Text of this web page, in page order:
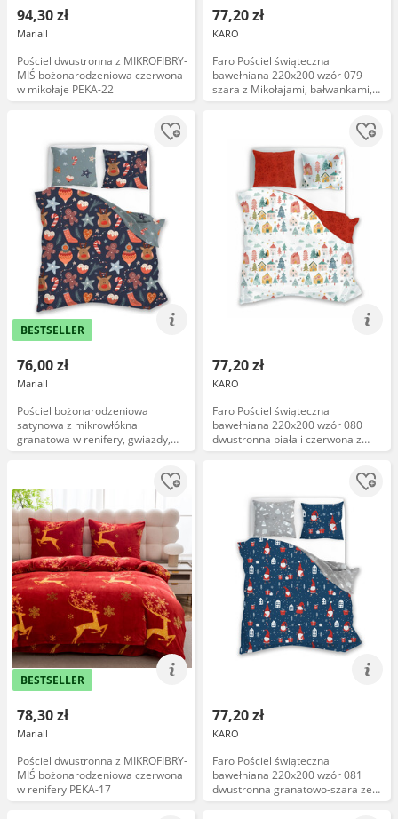
94,30 zł
Mariall
Pościel dwustronna z MIKROFIBRY-
MIŚ bożonarodzeniowa czerwona
w mikołaje PEKA-22
77,20 zł
KARO
Faro Pościel świąteczna
bawełniana 220x200 wzór 079
szara z Mikołajami, bałwankami,
misiami polarnymi i choinkami
BESTSELLER
76,00 zł
Mariall
Pościel bożonarodzeniowa
satynowa z mikrowłókna
granatowa w renifery, gwiazdy,
bombki PIO-03
77,20 zł
KARO
Faro Pościel świąteczna
bawełniana 220x200 wzór 080
dwustronna biała i czerwona z
kolorowymi domkami, choinkami i
BESTSELLER
78,30 zł
Mariall
Pościel dwustronna z MIKROFIBRY-
MIŚ bożonarodzeniowa czerwona
w renifery PEKA-17
77,20 zł
KARO
Faro Pościel świąteczna
bawełniana 220x200 wzór 081
dwustronna granatowo-szara ze
skrzatami, prezentami i choinkami